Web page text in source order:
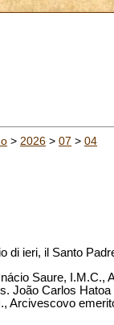
> 2026 > 07 > 04
di ieri, il Santo
Saure, I.M.C.,
João Carlos
Arcivescovo